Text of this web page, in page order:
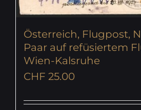
Österreich, Flugpost,
Paar auf refüsiertem
Wien-Kalsruhe
CHF 25.00